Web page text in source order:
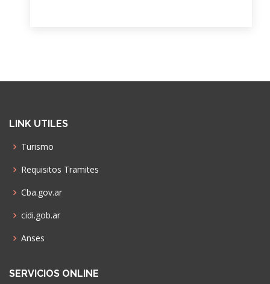
LINK UTILES
Turismo
Requisitos Tramites
Cba.gov.ar
cidi.gob.ar
Anses
SERVICIOS ONLINE